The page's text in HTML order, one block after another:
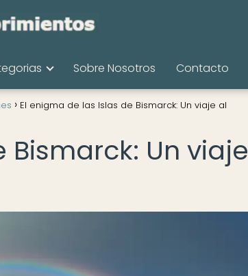
Sobre Nosotros Contacto
El enigma de las Islas de Bismarck: Un viaje al
Bismarck: Un viaje